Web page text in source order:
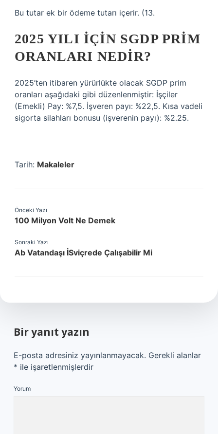
Bu tutar ek bir ödeme tutarı içerir. (13.
2025 YILI IÇIN SGDP PRIM
ORANLARI NEDIR?
2025’ten itibaren yürürlükte olacak SGDP prim
oranları aşağıdaki gibi düzenlenmiştir: İşçiler
(Emekli) Pay: %7,5. İşveren payı: %22,5. Kısa vadeli
sigorta silahları bonusu (işverenin payı): %2.25.
Tarih: Makaleler
Önceki Yazı
100 Milyon Volt Ne Demek
Sonraki Yazı
Ab Vatandaşı İSviçrede Çalışabilir Mi
Bir yanıt yazın
E-posta adresiniz yayınlanmayacak. Gerekli alanlar
* ile işaretlenmişlerdir
Yorum